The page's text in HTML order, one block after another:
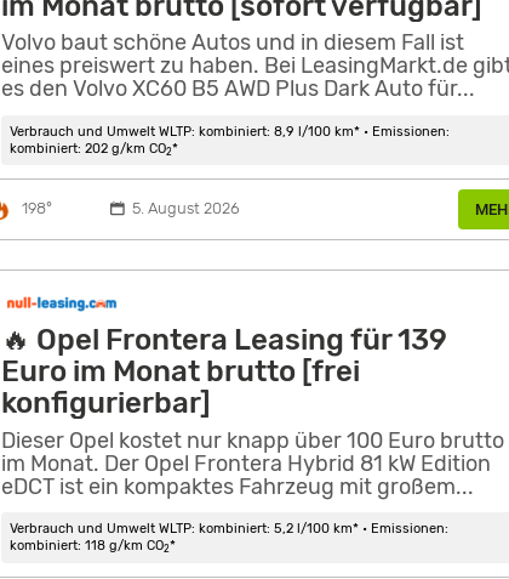
Volvo baut schöne Autos und in diesem Fall ist
eines preiswert zu haben. Bei LeasingMarkt.de
es den Volvo XC60 B5 AWD Plus Dark Auto für...
Verbrauch und Umwelt WLTP: kombiniert: 8,9 l/100 km* • Emissionen:
kombiniert: 202 g/km CO2*
198° 5. August 2026
🔥 Opel Frontera Leasing für 139
Euro im Monat brutto [frei
konfigurierbar]
Dieser Opel kostet nur knapp über 100 Euro brutto
im Monat. Der Opel Frontera Hybrid 81 kW Edition
eDCT ist ein kompaktes Fahrzeug mit großem...
Verbrauch und Umwelt WLTP: kombiniert: 5,2 l/100 km* • Emissionen:
kombiniert: 118 g/km CO2*